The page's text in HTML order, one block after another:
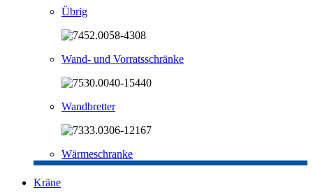
Übrig
Wand- und Vorratsschränke
Wandbretter
Wärmeschranke
Kräne